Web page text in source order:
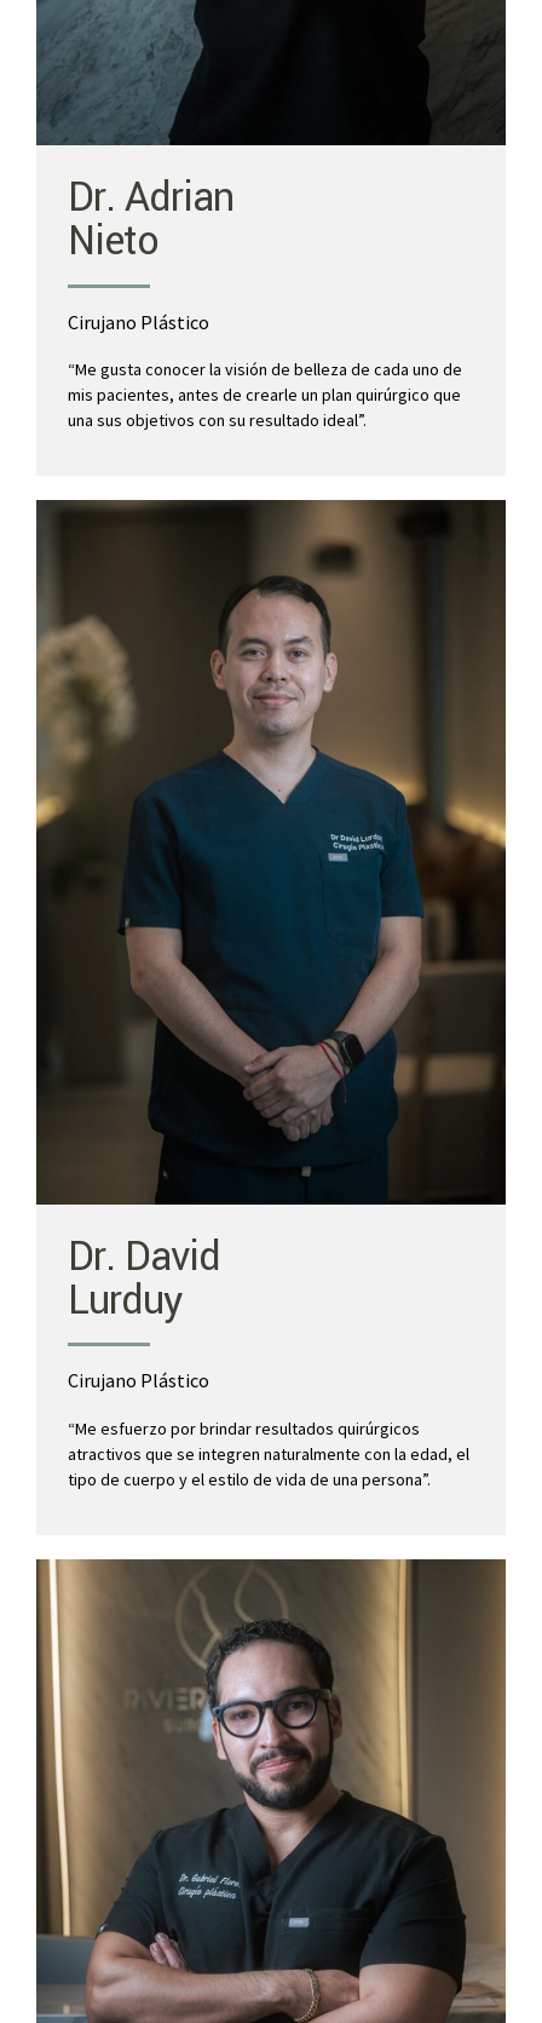
Dr. Adrian
Nieto
Cirujano Plástico
“Me gusta conocer la visión de belleza de cada uno de
mis pacientes, antes de crearle un plan quirúrgico que
una sus objetivos con su resultado ideal”.
Dr. David
Lurduy
Cirujano Plástico
“Me esfuerzo por brindar resultados quirúrgicos
atractivos que se integren naturalmente con la edad, el
tipo de cuerpo y el estilo de vida de una persona”.